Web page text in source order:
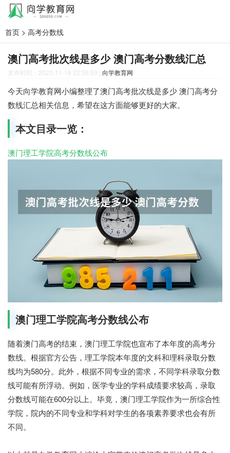
首页 > 高考分数线
澳门高考批次线是多少 澳门高考分数线汇总
发布时间：2023-11-16 22:35:59 | 向学教育网
今天向学教育网小编整理了澳门高考批次线是多少 澳门高考分
数线汇总相关信息，希望在这方面能够更好的大家。
本文目录一览：
澳门理工学院高考分数线公布
澳门理工学院高考分数线公布
随着澳门高考的结束，澳门理工学院也宣布了本年度的高考分
数线。根据官方公告，理工学院本年度的文科和理科录取分数
线均为580分。此外，根据不同专业的需求，不同学科录取分数
线可能有所浮动。例如，医学专业的学科成绩要求较高，录取
分数线可能在600分以上。毕竟，澳门理工学院作为一所综合性
学院，院内的不同专业和学科对学生的各项素养要求也会有所
不同。